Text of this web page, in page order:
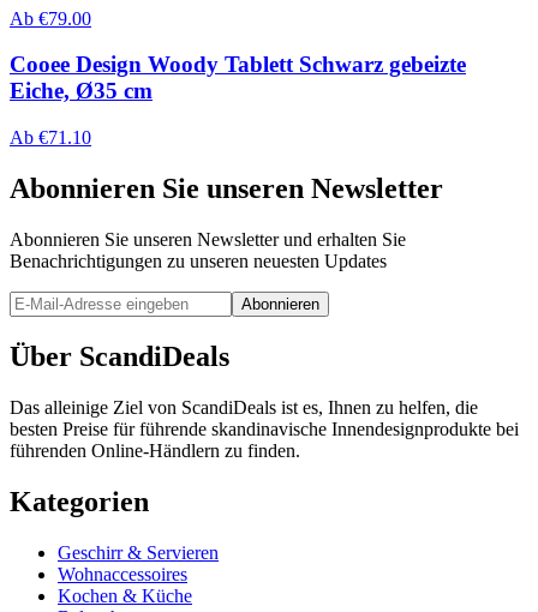
Ab €79.00
Cooee Design Woody Tablett Schwarz gebeizte
Eiche, Ø35 cm
Ab €71.10
Abonnieren Sie unseren Newsletter
Abonnieren Sie unseren Newsletter und erhalten Sie
Benachrichtigungen zu unseren neuesten Updates
Abonnieren
Über ScandiDeals
Das alleinige Ziel von ScandiDeals ist es, Ihnen zu helfen, die
besten Preise für führende skandinavische Innendesignprodukte bei
führenden Online-Händlern zu finden.
Kategorien
Geschirr & Servieren
Wohnaccessoires
Kochen & Küche